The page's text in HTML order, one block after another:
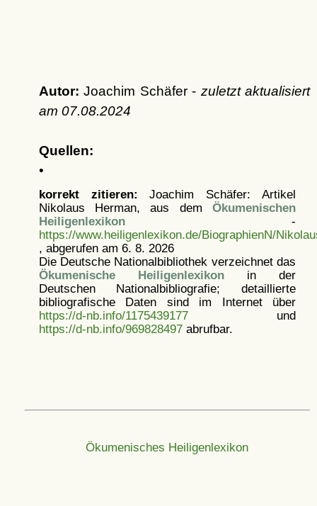
Autor: Joachim Schäfer - zuletzt aktualisiert
am 07.08.2024
Quellen:
•
korrekt zitieren: Joachim Schäfer: Artikel
Nikolaus Herman, aus dem Ökumenischen
Heiligenlexikon-
https://www.heiligenlexikon.de/BiographienN/
, abgerufen am 6. 8. 2026
Die Deutsche Nationalbibliothek verzeichnet das
Ökumenische Heiligenlexikonin der
Deutschen Nationalbibliografie; detaillierte
bibliografische Daten sind im Internet über
https://d-nb.info/1175439177und
https://d-nb.info/969828497abrufbar.
Ökumenisches Heiligenlexikon